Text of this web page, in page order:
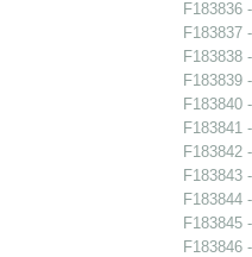
F183836
F183837
F183838
F183839
F183840
F183841
F183842
F183843
F183844
F183845
F183846